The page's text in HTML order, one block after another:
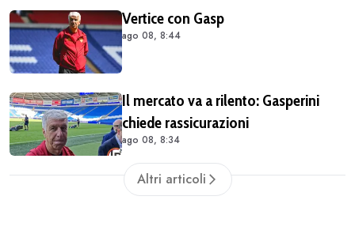
Vertice con Gasp
ago 08, 8:44
Il mercato va a rilento: Gasperini
chiede rassicurazioni
ago 08, 8:34
Altri articoli